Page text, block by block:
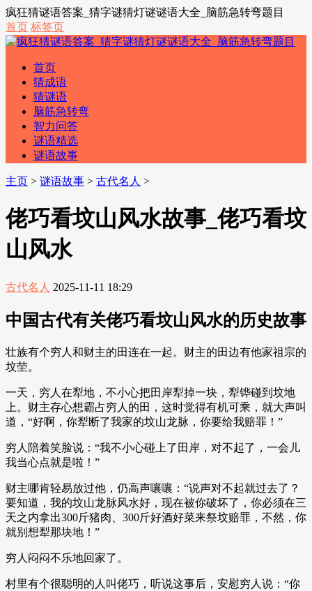
疯狂猜谜语答案_猜字谜猜灯谜谜语大全_脑筋急转弯题目
首页 标签页
首页
猜成语
猜谜语
脑筋急转弯
智力问答
谜语精选
谜语故事
主页 > 谜语故事 > 古代名人 >
佬巧看坟山风水故事_佬巧看坟
山风水
古代名人 2025-11-11 18:29
中国古代有关佬巧看坟山风水的历史故事
壮族有个穷人和财主的田连在一起。财主的田边有他家祖宗的
坟茔。
一天，穷人在犁地，不小心把田岸犁掉一块，犁铧碰到坟地
上。财主存心想霸占穷人的田，这时觉得有机可乘，就大声叫
道，“好啊，你犁断了我家的坟山龙脉，你要给我赔罪！”
穷人陪着笑脸说：“我不小心碰上了田岸，对不起了，一会儿
我当心点就是啦！”
财主哪肯轻易放过他，仍高声嚷嚷：“说声对不起就过去了？
要知道，我的坟山龙脉风水好，现在被你破坏了，你必须在三
天之内拿出300斤猪肉、300斤好酒好菜来祭坟赔罪，不然，你
就别想犁那块地！”
穷人闷闷不乐地回家了。
村里有个很聪明的人叫佬巧，听说这事后，安慰穷人说：“你